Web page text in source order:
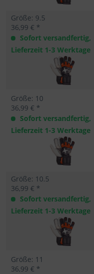
Größe: 9.5
36,99 € *
Sofort versandfertig,
Lieferzeit 1-3 Werktage
Größe: 10
36,99 € *
Sofort versandfertig,
Lieferzeit 1-3 Werktage
Größe: 10.5
36,99 € *
Sofort versandfertig,
Lieferzeit 1-3 Werktage
Größe: 11
36,99 € *